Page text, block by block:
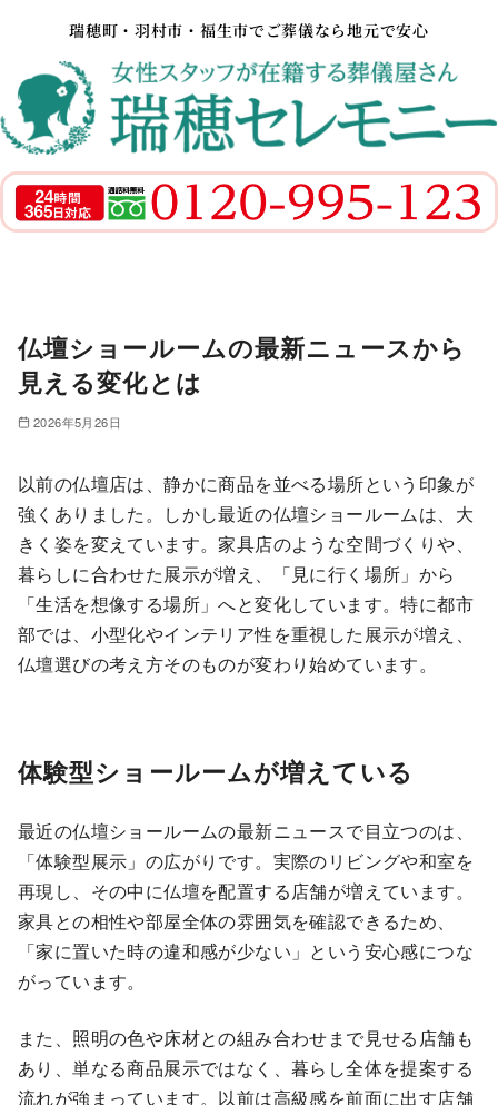
瑞穂町・羽村市・福生市でご葬儀なら地元で安心
仏壇ショールームの最新ニュースから
見える変化とは
2026年5月26日
以前の仏壇店は、静かに商品を並べる場所という印象が
強くありました。しかし最近の仏壇ショールームは、大
きく姿を変えています。家具店のような空間づくりや、
暮らしに合わせた展示が増え、「見に行く場所」から
「生活を想像する場所」へと変化しています。特に都市
部では、小型化やインテリア性を重視した展示が増え、
仏壇選びの考え方そのものが変わり始めています。
体験型ショールームが増えている
最近の仏壇ショールームの最新ニュースで目立つのは、
「体験型展示」の広がりです。実際のリビングや和室を
再現し、その中に仏壇を配置する店舗が増えています。
家具との相性や部屋全体の雰囲気を確認できるため、
「家に置いた時の違和感が少ない」という安心感につな
がっています。
また、照明の色や床材との組み合わせまで見せる店舗も
あり、単なる商品展示ではなく、暮らし全体を提案する
流れが強まっています。以前は高級感を前面に出す店舗